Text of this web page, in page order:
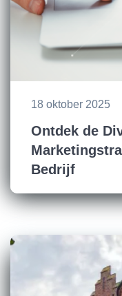
18 oktober 2025
Ontdek de
Bedrijf